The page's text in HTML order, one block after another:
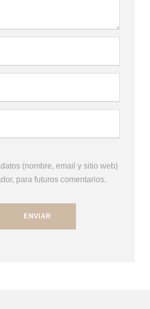
(nombre, email y sitio web)
para futuros comentarios.